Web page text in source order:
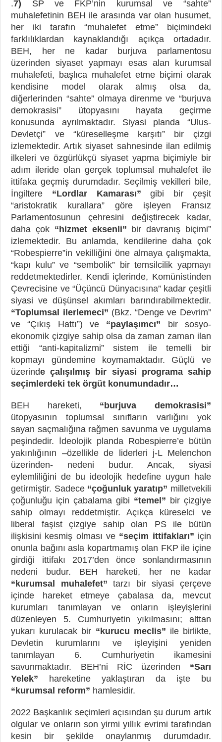
.7) SP ve FKP’nin kurumsal ve “sahte”
muhalefetinin BEH ile arasında var olan husumet,
her iki tarafın “muhalefet etme” biçimindeki
farklılıklardan kaynaklandığı açıkça ortadadır.
BEH, her ne kadar burjuva parlamentosu
üzerinden siyaset yapmayı esas alan kurumsal
muhalefeti, başlıca muhalefet etme biçimi olarak
kendisine model olarak almış olsa da,
diğerlerinden “sahte” olmaya direnme ve “burjuva
demokrasisi” ütopyasını hayata geçirme
konusunda ayrılmaktadır. Siyasi planda “Ulus-
Devletçi” ve “küreselleşme karşıtı” bir çizgi
izlemektedir. Artık siyaset sahnesinde ilan edilmiş
ilkeleri ve özgürlükçü siyaset yapma biçimiyle bir
adım ileride olan gerçek toplumsal muhalefet ile
ittifaka geçmiş durumdadır. Seçilmiş vekilleri bile,
İngiltere “Lordlar Kamarası” gibi bir çeşit
“aristokratik kurallara” göre işleyen Fransız
Parlamentosunun çehresini değiştirecek kadar,
daha çok “hizmet eksenli” bir davranış biçimi”
izlemektedir. Bu anlamda, kendilerine daha çok
“Robespierre”in vekilliğini öne almaya çalışmakta,
“kapı kulu” ve “sembolik” bir temsilcilik yapmayı
reddetmektedirler. Kendi içlerinde, Komünistinden
Çevrecisine ve “Üçüncü Dünyacısına” kadar çeşitli
siyasi ve düşünsel akımları barındırabilmektedir.
“Toplumsal ilerlemeci” (Bkz. “Denge ve Devrim”
ve “Çıkış Hattı”) ve “paylaşımcı” bir sosyo-
ekonomik çizgiye sahip olsa da zaman zaman ilan
ettiği “anti-kapitalizmi” sistem ile temelli bir
kopmayı gündemine koymamaktadır. Güçlü ve
üzerinde çalışılmış bir siyasi programa sahip
seçimlerdeki tek örgüt konumundadır…
BEH hareketi, “burjuva demokrasisi”
ütopyasının toplumsal sınıfların varlığını yok
sayan saçmalığına rağmen savunma ve uygulama
peşindedir. İdeolojik planda Robespierre’e bütün
yakınlığının –özellikle de liderleri j-L Melenchon
üzerinden- nedeni budur. Ancak, siyasi
eylemliliğini de bu ideolojik hedefine uygun hale
getirmiştir. Sadece “çoğunluk yaratıp” milletvekili
çoğunluğu için çabalama gibi “temel” bir çizgiye
sahip olmayı reddetmiştir. Açıkça küreselci ve
liberal faşist çizgiye sahip olan PS ile bütün
ilişkisini kesmiş olması ve “seçim ittifakları” için
onunla bağını asla kopartmamış olan FKP ile içine
girdiği ittifakı 2017’den önce sonlandırmasının
nedeni budur. BEH hareketi, her ne kadar
“kurumsal muhalefet” tarzı bir siyasi çerçeve
içinde hareket etmeye çabalasa da, mevcut
kurumları tanımlayan ve onların işleyişlerini
düzenleyen 5. Cumhuriyetin yıkılmasını; alttan
yukarı kurulacak bir “kurucu meclis” ile birlikte,
Devletin kurumlarını ve işleyişini yeniden
tanımlayan 6. Cumhuriyetin ikamesini
savunmaktadır. BEH’ni RİC üzerinden “Sarı
Yelek” hareketine yaklaştıran da işte bu
“kurumsal reform” hamlesidir.
2022 Başkanlık seçimleri açısından şu durum artık
olgular ve onların son yirmi yıllık evrimi tarafından
kesin bir şekilde onaylanmış durumdadır.